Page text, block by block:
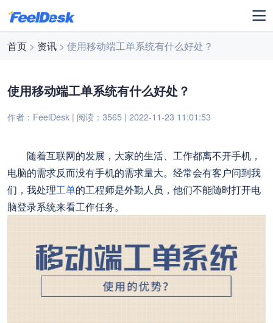
首页 > 资讯 > 使用移动端工单系统有什么好处？
使用移动端工单系统有什么好处？
作者：FeelDesk | 阅读：3565 | 2022-11-23 11:01:53
随着互联网的发展，大家的生活、工作都离不开手机，
电脑的需求反而没有手机的需求量大。经常会有客户问到我
们，我处理工单的工程师是外勤人员，他们不能随时打开电
脑登录系统来看工作任务。